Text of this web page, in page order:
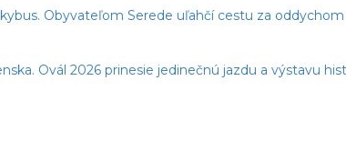
Obyvateľom Serede uľahčí cestu za
Ovál 2026 prinesie jedinečnú jazdu a výstavu